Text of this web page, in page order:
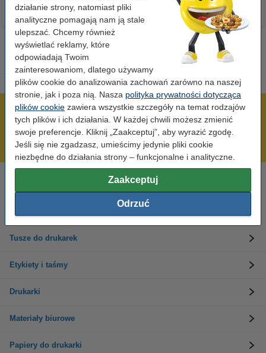
działanie strony, natomiast pliki
analityczne pomagają nam ją stale
ulepszać. Chcemy również
wyświetlać reklamy, które
odpowiadają Twoim
zainteresowaniom, dlatego używamy
plików cookie do analizowania zachowań zarówno na naszej
stronie, jak i poza nią. Nasza polityka prywatności dotycząca
plików cookie zawiera wszystkie szczegóły na temat rodzajów
tych plików i ich działania. W każdej chwili możesz zmienić
swoje preferencje. Kliknij „Zaakceptuj”, aby wyrazić zgodę.
Jeśli się nie zgadzasz, umieścimy jedynie pliki cookie
niezbędne do działania strony – funkcjonalne i analityczne.
Zaakceptuj
Odrzuć
600 tysięcy zadowolonych klientów
Wysyłka już dzisiaj!
Najniższe ceny!
Potrzebujesz pomocy?
Skontaktuj się z nami 123 123 270
Pn-Pt od 8:00 do 16:00
Tusze do drukarek
Etykiety i taśmy
Drukarki
Materiały biurowe
Papiery do drukarki